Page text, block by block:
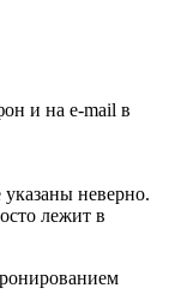
и на e-mail в
указаны неверно.
лежит в